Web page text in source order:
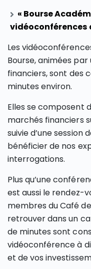
« Bourse
vidéoconférences
Les
Bourse, animées
financiers, sont des
minutes environ.
Elles se composent
marchés financiers
suivie d’une
bénéficier de nos
interrogations.
Plus qu’une
est aussi le rendez-
membres du Café
retrouver dans un
de minutes sont
vidéoconférence à
et de vos